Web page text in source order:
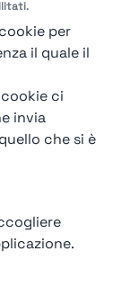
per
il quale il
cookie ci
invia
che si è